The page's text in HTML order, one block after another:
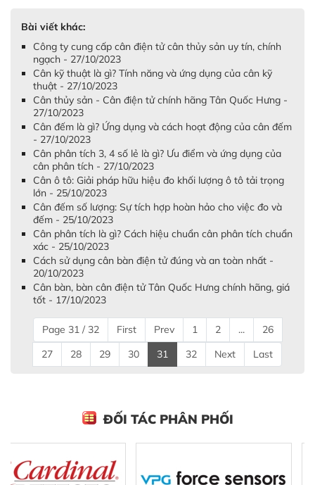
Bài viết khác:
Công ty cung cấp cân điện tử cân thủy sản uy tín, chính
ngạch - 27/10/2023
Cân kỹ thuật là gì? Tính năng và ứng dụng của cân kỹ
thuật - 27/10/2023
Cân thủy sản - Cân điện tử chính hãng Tân Quốc Hưng -
27/10/2023
Cân đếm là gì? Ứng dụng và cách hoạt động của cân đếm
- 27/10/2023
Cân phân tích 3, 4 số lẻ là gì? Ưu điểm và ứng dụng của
cân phân tích - 27/10/2023
Cân ô tô: Giải pháp hữu hiệu đo khối lượng ô tô tải trọng
lớn - 25/10/2023
Cân đếm số lượng: Sự tích hợp hoàn hảo cho việc đo và
đếm - 25/10/2023
Cân phân tích là gì? Cách hiệu chuẩn cân phân tích chuẩn
xác - 25/10/2023
Cách sử dụng cân bàn điện tử đúng và an toàn nhất -
20/10/2023
Cân bàn, bàn cân điện tử Tân Quốc Hưng chính hãng, giá
tốt - 17/10/2023
Page 31 / 32 First Prev 1 2 ...
26
27
28 29 30 31 32 Next Last
ĐỐI TÁC PHÂN PHỐI